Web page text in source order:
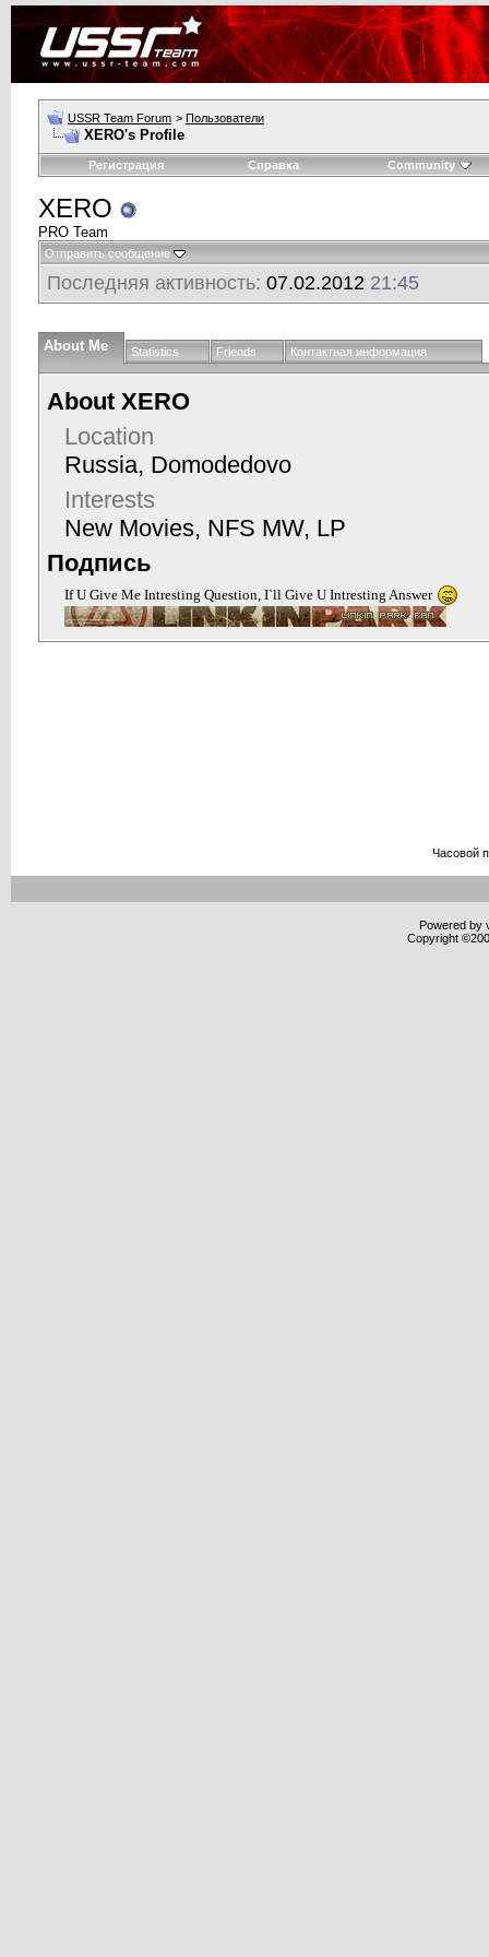
USSR Team Forum > Пользователи
XERO's Profile
Регистрация Справка Community
XERO
PRO Team
Отправить сообщение
Последняя активность: 07.02.2012 21:45
About Me Statistics Friends Контактная информация
About XERO
Location
Russia, Domodedovo
Interests
New Movies, NFS MW, LP
Подпись
If U Give Me Intresting Question, I`ll Give U Intresting Answer
Часовой
Powered by
Copyright